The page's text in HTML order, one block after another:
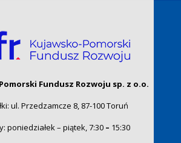
Fundusz Rozwoju sp. z o.o.
ul. Przedzamcze 8, 87-100 Toruń
poniedziałek – piątek, 7:30– 15:30